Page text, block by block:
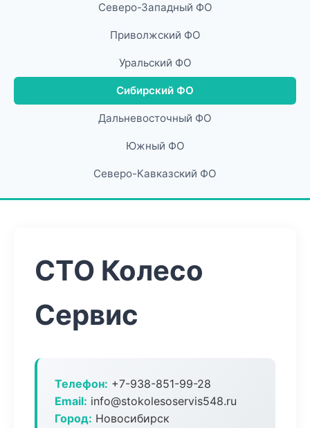
Северо-Западный ФО
Приволжский ФО
Уральский ФО
Сибирский ФО
Дальневосточный ФО
Южный ФО
Северо-Кавказский ФО
СТО Колесо
Сервис
Телефон: +7-938-851-99-28
Email: info@stokolesoservis548.ru
Город: Новосибирск